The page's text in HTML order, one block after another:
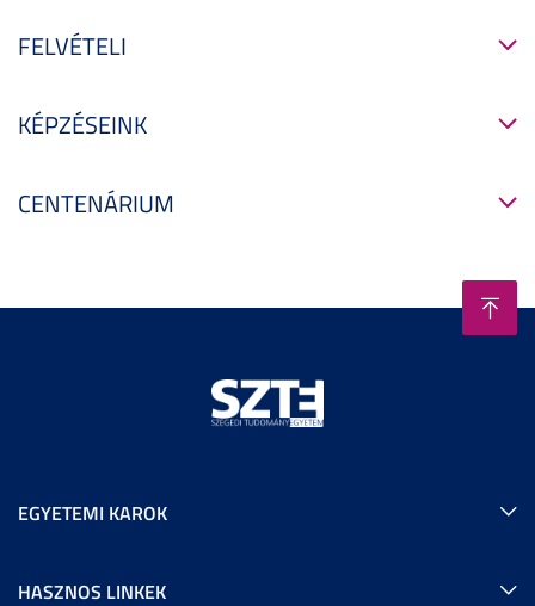
FELVÉTELI
KÉPZÉSEINK
CENTENÁRIUM
EGYETEMI KAROK
HASZNOS LINKEK